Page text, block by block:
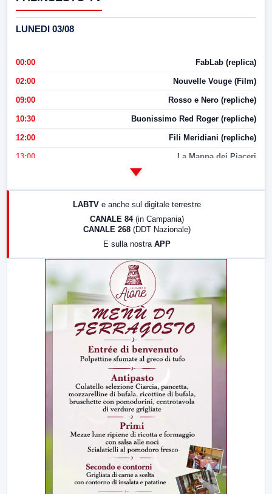
LUNEDI 03/08
00:00 FabLab (replica)
02:00 Nouvelle Vouge (Film)
09:00 Rosso e Nero (repliche)
10:30 Buonissimo Red Roger (repliche)
12:00 Fili Meridiani (repliche)
13:00 La Mappa dei Piaceri
LABTV e anche sul digitale terrestre
CANALE 84 (in Campania)
CANALE 268 (DDT Nazionale)
E sulla nostra APP